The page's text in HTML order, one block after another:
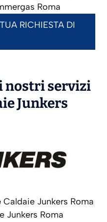
Roma
RICHIESTA DI
nostri servizi
Junkers
Caldaie Junkers Roma
Junkers Roma